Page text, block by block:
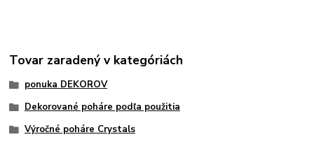
Tovar zaradený v kategóriách
ponuka DEKOROV
Dekorované poháre podľa použitia
Výročné poháre Crystals